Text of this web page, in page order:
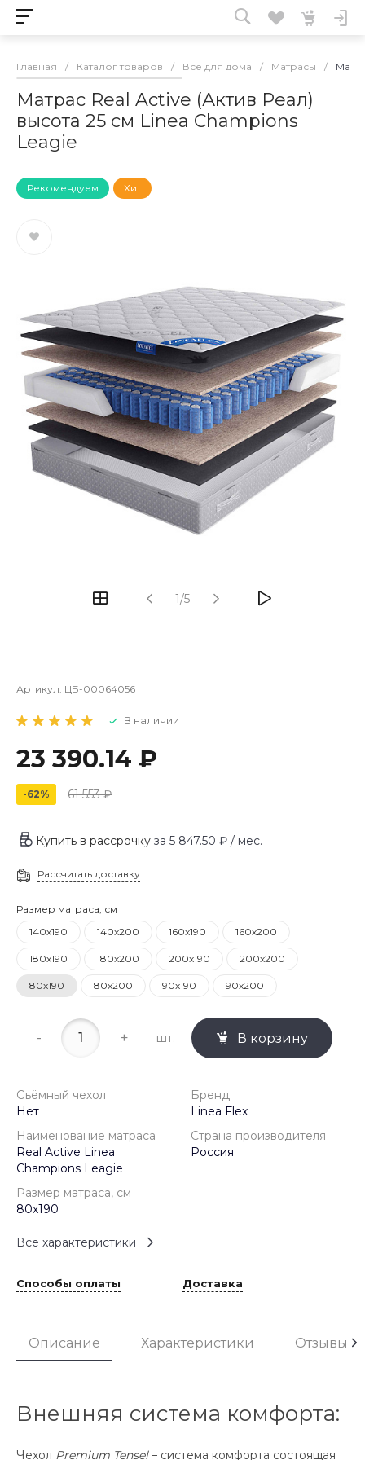
Главная / Каталог товаров / Всё для дома / Матрасы /
Матрас Real Active (Актив Реал)
высота 25 см Linea Champions
Leagie
Рекомендуем Хит
1/5
Артикул: ЦБ-00064056
В наличии
23 390.14 ₽
-62% 61 553 ₽
Купить в рассрочку за 5 847.50 ₽ / мес.
Рассчитать доставку
Размер матраса, см
140х190
140х200 160х190 160х200
180х190 180х200 200х190 200х200
80х190 80х200 90х190 90х200
- + шт. В корзину
Съёмный чехол
Нет
Бренд
Linea Flex
Наименование матраса
Real Active Linea
Champions Leagie
Страна производителя
Россия
Размер матраса, см
80х190
Все характеристики
Способы оплаты Доставка
Описание Характеристики Отзывы
Внешняя система комфорта:
Чехол Premium Tensel– система комфорта состоящая